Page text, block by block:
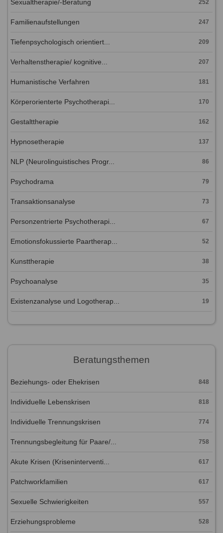
Sexualtherapie/-Beratung 252
Familienaufstellungen 247
Tiefenpsychologisch orientiert... 209
Verhaltenstherapie/ kognitive... 207
Humanistische Verfahren 181
Körperorienterte Psychotherapi... 170
Gestalttherapie 162
Hypnosetherapie 137
NLP (Neurolinguistisches Progr... 86
Psychodrama 79
Transaktionsanalyse 73
Personzentrierte Psychotherapi... 67
Emotionsfokussierte Paartherap... 52
Kunsttherapie 38
Psychoanalyse 35
Existenzanalyse und Logotherap... 19
Beratungsthemen
Beziehungs- oder Ehekrisen 848
Individuelle Lebenskrisen 818
Individuelle Trennungskrisen 774
Trennungsbegleitung für Paare/... 758
Akute Krisen (Kriseninterventi... 617
Patchworkfamilien 617
Sexuelle Schwierigkeiten 557
Erziehungsprobleme 528